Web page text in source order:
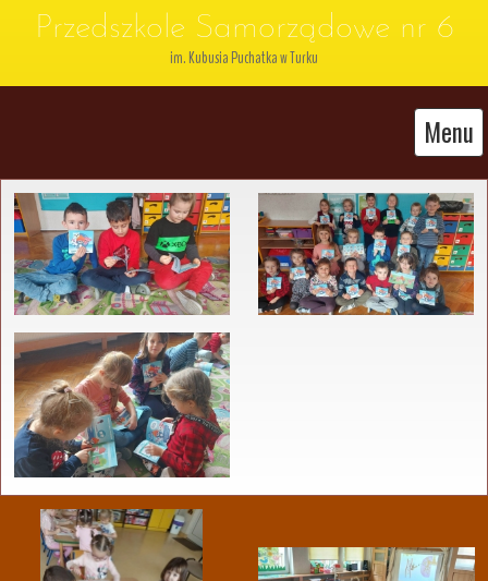
Przedszkole Samorządowe nr 6
im. Kubusia Puchatka w Turku
Menu